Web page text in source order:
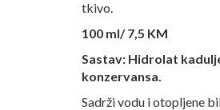
tkivo.
100 ml/ 7,5 KM
Sastav: Hidrolat
konzervansa.
Sadrži vodu i otopljene